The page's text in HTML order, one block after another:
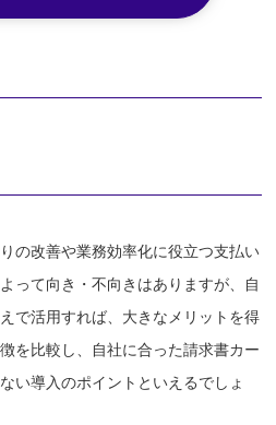
の改善や業務効率化に役立つ支払い
って向き・不向きはありますが、自
で活用すれば、大きなメリットを得
を比較し、自社に合った請求書カー
い導入のポイントといえるでしょ